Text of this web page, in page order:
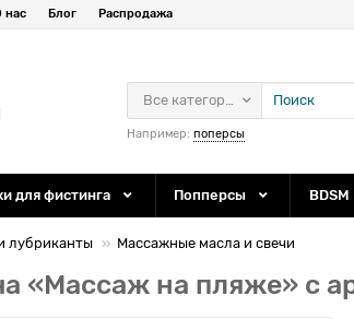
нас Блог Распродажа
Все категории
Например: поперсы
для фистинга Попперсы BDSM
лубриканты Массажные масла и свечи
«Массаж на пляже» с